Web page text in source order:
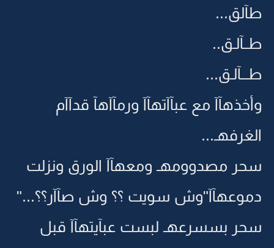
طآلق...
طــآلـق..
طـــآلـق...
وأخذهآآ مع عبآآتهآآ ورمآآهآ قدآآم
الغرفهـ...
سحر مصدوومهـ ومعهآآ الورق ونزلت
دموعهآآ"وش سويت ؟؟ وش صآآر؟؟..."
سحر بسسرعهـ لبست عبآيتهآآ قبل